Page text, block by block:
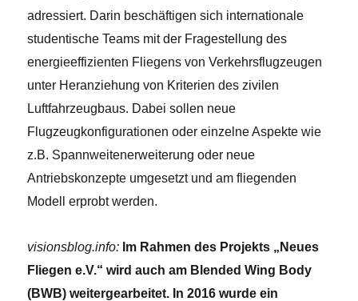
adressiert. Darin beschäftigen sich internationale
studentische Teams mit der Fragestellung des
energieeffizienten Fliegens von Verkehrsflugzeugen
unter Heranziehung von Kriterien des zivilen
Luftfahrzeugbaus. Dabei sollen neue
Flugzeugkonfigurationen oder einzelne Aspekte wie
z.B. Spannweitenerweiterung oder neue
Antriebskonzepte umgesetzt und am fliegenden
Modell erprobt werden.
visionsblog.info: Im Rahmen des Projekts „Neues
Fliegen e.V.“ wird auch am Blended Wing Body
(BWB) weitergearbeitet. In 2016 wurde ein